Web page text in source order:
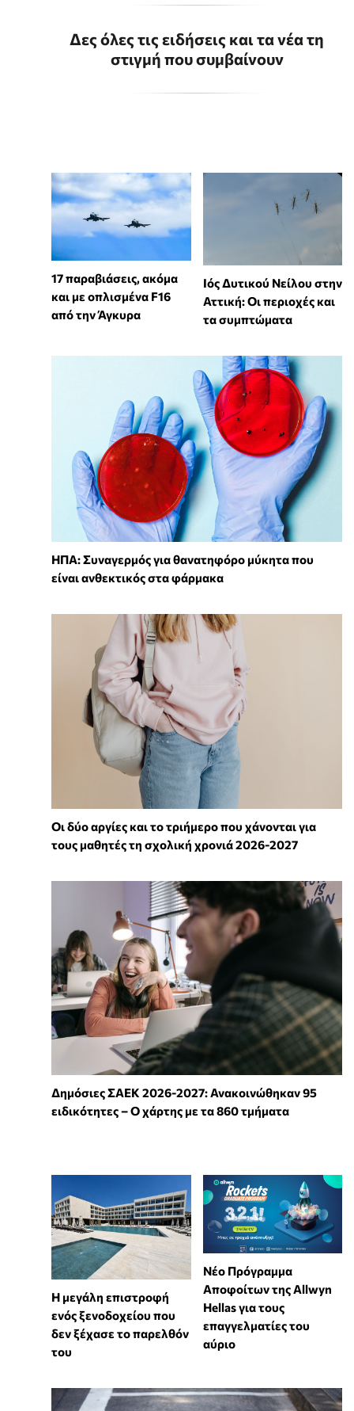
Δες όλες τις ειδήσεις και τα νέα τη
στιγμή που συμβαίνουν
17 παραβιάσεις, ακόμα
και με οπλισμένα F16
από την Άγκυρα
Ιός Δυτικού Νείλου στην
Αττική: Οι περιοχές και
τα συμπτώματα
ΗΠΑ: Συναγερμός για θανατηφόρο μύκητα που
είναι ανθεκτικός στα φάρμακα
Οι δύο αργίες και το τριήμερο που χάνονται για
τους μαθητές τη σχολική χρονιά 2026-2027
Δημόσιες ΣΑΕΚ 2026-2027: Ανακοινώθηκαν 95
ειδικότητες – Ο χάρτης με τα 860 τμήματα
Η μεγάλη επιστροφή
ενός ξενοδοχείου που
δεν ξέχασε το παρελθόν
του
Νέο Πρόγραμμα
Αποφοίτων της Allwyn
Hellas για τους
επαγγελματίες του
αύριο